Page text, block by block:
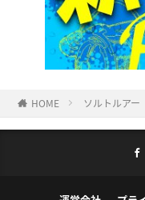
HOME ソルトルアー